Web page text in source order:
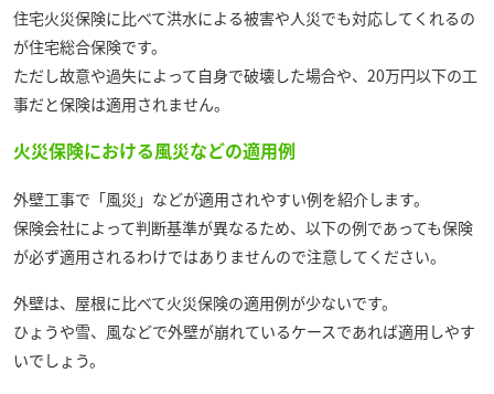
住宅火災保険に比べて洪水による被害や人災でも対応してくれるの
が住宅総合保険です。
ただし故意や過失によって自身で破壊した場合や、20万円以下の工
事だと保険は適用されません。
火災保険における風災などの適用例
外壁工事で「風災」などが適用されやすい例を紹介します。
保険会社によって判断基準が異なるため、以下の例であっても保険
が必ず適用されるわけではありませんので注意してください。
外壁は、屋根に比べて火災保険の適用例が少ないです。
ひょうや雪、風などで外壁が崩れているケースであれば適用しやす
いでしょう。